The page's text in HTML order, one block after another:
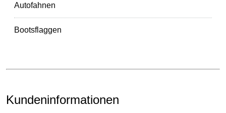
Autofahnen
Bootsflaggen
Kundeninformationen